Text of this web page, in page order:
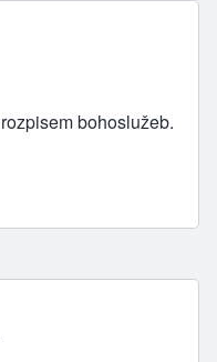
rozpisem bohoslužeb.